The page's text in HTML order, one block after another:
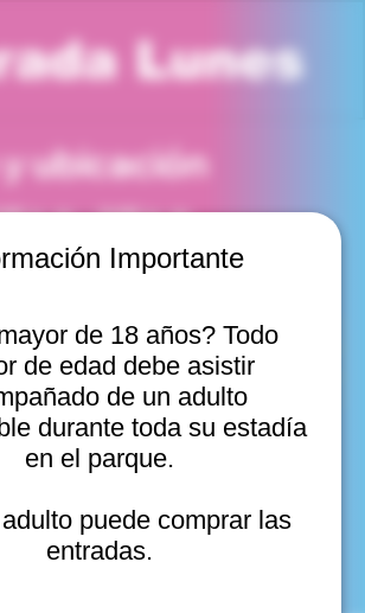
Importante
de 18 años? Todo
de edad debe asistir
de un adulto
durante toda su estadía
en el parque.
puede comprar las
entradas.
Lunes
ubicación
p. m. – 6:00 p. m.
Internacional 2440, Viña del Mar,
lun, 10 ago, 10:00 a. m.
lun, 10 ago, 11:00 a. m.
lun, 10 ago, 12:00 p. m.
20